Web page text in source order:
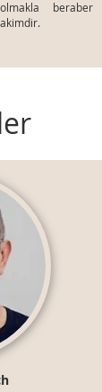
beraber